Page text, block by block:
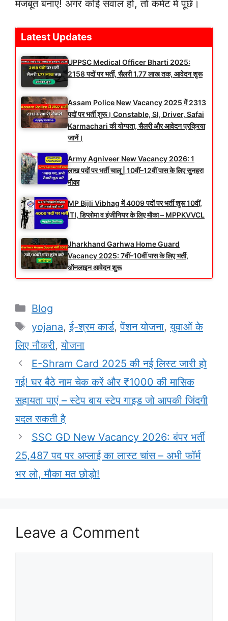
मजबूत बनाएं! अगर कोई सवाल हो, तो कमेंट में पूछें।
Latest Updates
UPPSC Medical Officer Bharti 2025:
2158 पदों पर भर्ती, सैलरी 1.77 लाख तक, आवेदन शुरू
Assam Police New Vacancy 2025 में 2313
पदों पर भर्ती शुरू। Constable, SI, Driver, Safai
Karmachari की योग्यता, सैलरी और आवेदन प्रक्रिया
जानें।
Army Agniveer New Vacancy 2026: 1
लाख पदों पर भर्ती चालू | 10वीं–12वीं पास के लिए सुनहरा
मौका
MP Bijli Vibhag में 4009 पदों पर भर्ती शुरू 10वीं,
ITI, डिप्लोमा व इंजीनियर के लिए मौका – MPPKVVCL
Jharkhand Garhwa Home Guard
Vacancy 2025: 7वीं–10वीं पास के लिए भर्ती,
ऑनलाइन आवेदन शुरू
Categories
Blog
Tags
yojana,ई-श्रम कार्ड,पेंशन योजना,युवाओं के
लिए नौकरी,योजना
E-Shram Card 2025 की नई लिस्ट जारी हो
गई! घर बैठे नाम चेक करें और ₹1000 की मासिक
सहायता पाएं – स्टेप बाय स्टेप गाइड जो आपकी जिंदगी
बदल सकती है
SSC GD New Vacancy 2026: बंपर भर्ती
25,487 पद पर अप्लाई का लास्ट चांस – अभी फॉर्म
भर लो, मौका मत छोड़ो!
Leave a Comment